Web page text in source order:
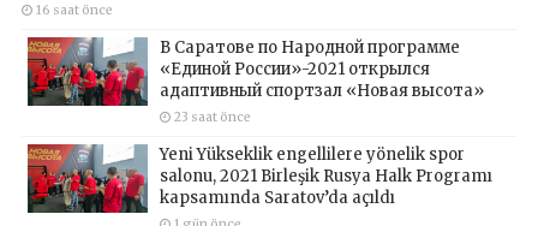
16 saat önce
В Саратове по Народной программе
«Единой России»-2021 открылся
адаптивный спортзал «Новая высота»
23 saat önce
Yeni Yükseklik engellilere yönelik spor
salonu, 2021 Birleşik Rusya Halk Programı
kapsamında Saratov’da açıldı